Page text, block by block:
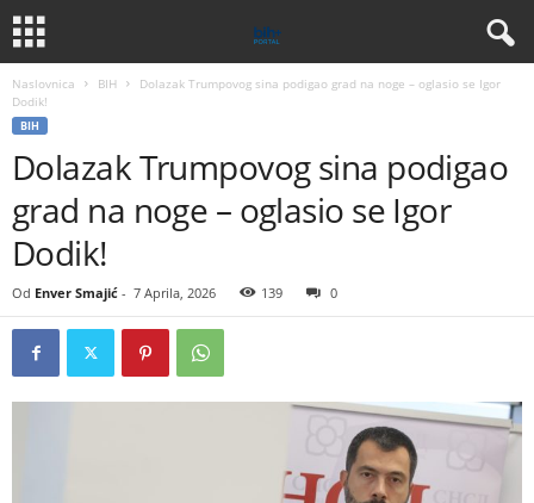
Naslovnica BIH
Dolazak Trumpovog sina podigao grad na noge – oglasio se Igor
Dodik!
BIH
Dolazak Trumpovog sina podigao
grad na noge – oglasio se Igor
Dodik!
Od Enver Smajić - 7 Aprila, 2026 139 0